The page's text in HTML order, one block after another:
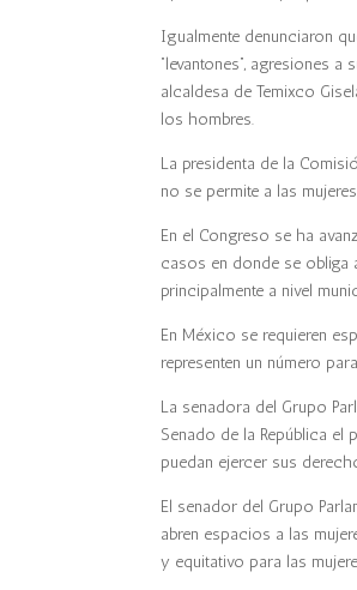
Igualmente denunciaron
“levantones”, agresiones
alcaldesa de Temixco
los hombres.
La presidenta de la
no se permite a las
En el Congreso se ha
casos en donde se obliga
principalmente a nivel
En México se requieren
representen un número
La senadora del Grupo
Senado de la República
puedan ejercer sus
El senador del Grupo
abren espacios a las
y equitativo para las